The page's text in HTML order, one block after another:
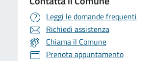
Leggi le domande frequenti
Richiedi assistenza
Chiama il Comune
Prenota appuntamento